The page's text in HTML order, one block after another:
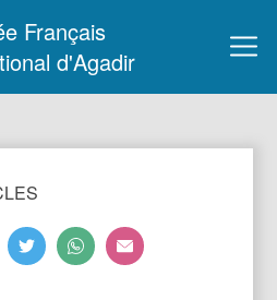
Français
d'Agadir